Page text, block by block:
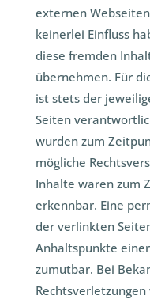
externen
keinerlei Einfluss
diese fremden
übernehmen. Für
ist stets der
Seiten
wurden zum
mögliche
Inhalte waren zum
erkennbar. Eine
der verlinkten
Anhaltspunkte
zumutbar. Bei